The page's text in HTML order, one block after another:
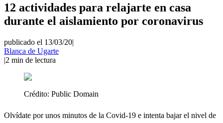
12 actividades para relajarte en casa
durante el aislamiento por coronavirus
publicado el 13/03/20|
Blanca de Ugarte
|2 min de lectura
Crédito: Public Domain
Olvídate por unos minutos de la Covid-19 e intenta bajar el nivel de